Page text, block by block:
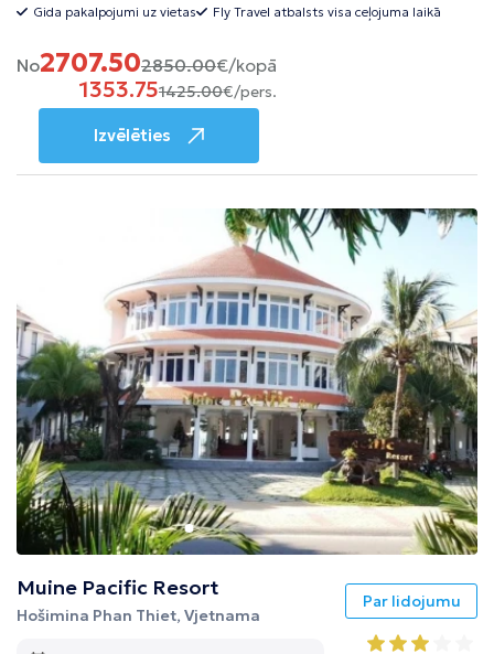
Gida pakalpojumi uz vietas
Fly Travel atbalsts visa ceļojuma laikā
No2707.502850.00€/kopā
1353.751425.00€/pers.
Izvēlēties
Muine Pacific Resort
Hošimina Phan Thiet, Vjetnama
Par lidojumu